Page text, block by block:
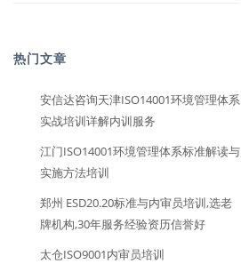
热门文章
安信达咨询天津ISO14001环境管理体系
实战培训详解内训服务
江门ISO14001环境管理体系标准解读与
实施方法培训
郑州 ESD20.20标准与内审员培训,选老
牌机构,30年服务经验资历信誉好
太仓ISO9001内审员培训